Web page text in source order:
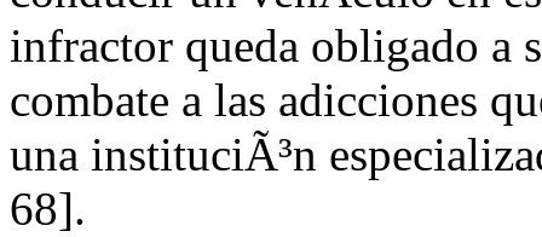
infractor queda obligado a
combate a las adicciones
una instituciÃ³n
68].